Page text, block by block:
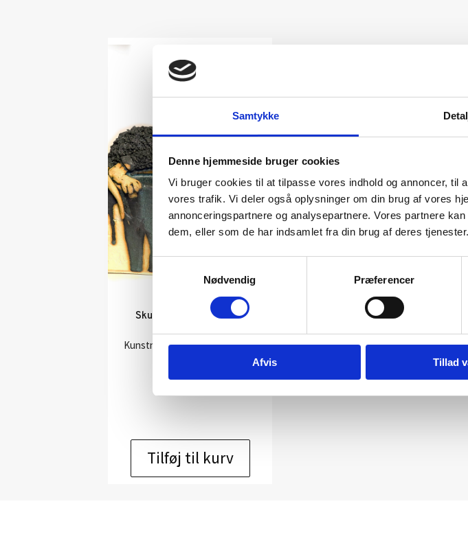
Samtykke
Denne hjemmeside bruger cookies
Vi bruger cookies til at tilpasse vores indhold og annoncer, til
vores trafik. Vi deler også oplysninger om din brug af vores
annonceringspartnere og analysepartnere. Vores partnere
dem, eller som de har indsamlet fra din brug af deres tjenester.
Samtykkevalg
Nødvendig
Præferencer
Afvis Tillad
Skulptur af Rikke Stiig:
Kunstner:
Rikke Stiig – keramik
Tilføj til kurv